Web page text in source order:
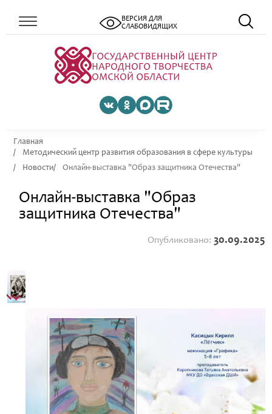
ВЕРСИЯ ДЛЯ
СЛАБОВИДЯЩИХ
Главная
Методический центр развития образования в сфере культуры
Новости
Онлайн-выставка "Образ защитника Отечества"
Онлайн-выставка "Образ
защитника Отечества"
Опубликовано: 30.09.2025